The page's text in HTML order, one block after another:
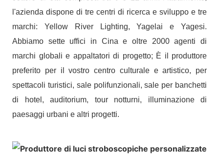
l'azienda dispone di tre centri di ricerca e sviluppo e tre
marchi: Yellow River Lighting, Yagelai e Yagesi.
Abbiamo sette uffici in Cina e oltre 2000 agenti di
marchi globali e appaltatori di progetto; È il produttore
preferito per il vostro centro culturale e artistico, per
spettacoli turistici, sale polifunzionali, sale per banchetti
di hotel, auditorium, tour notturni, illuminazione di
paesaggi urbani e altri progetti.